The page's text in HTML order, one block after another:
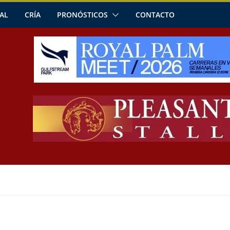
CRÍA PRONÓSTICOS CONTACTO